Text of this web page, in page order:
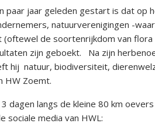
paar jaar geleden gestart is dat op
natuurverenigingen -
de soortenrijkdom van
zijn geboekt. Na zijn
hij natuur, biodiversiteit,
HW Zoemt.
dagen langs de kleine 80 km
sociale media van HWL: